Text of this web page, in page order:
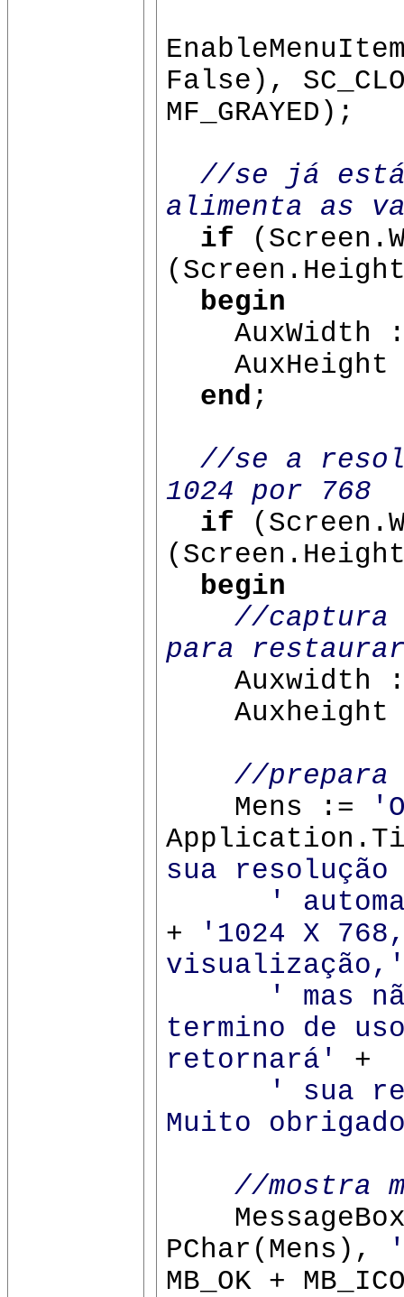
False),
MF_GRAYED);
//se já está
alimenta as
if
begin
AuxWidth
AuxHeight
end ;
//se a
1024 por 768
if
begin
//captura
para
Auxwidth
Auxheight
//prepara
Mens :=
sua
'
+
'1024 X
' mas
termino de
retornará'
+
' sua
Muito
//mostra
PChar(Mens),
MB_OK +